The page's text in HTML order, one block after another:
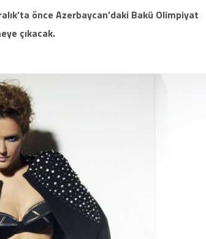
önce Azerbaycan’daki Bakü Olimpiyat
çıkacak.